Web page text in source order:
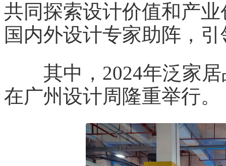
共同探索设计价值和产
国内外设计专家助阵，
其中，2024年泛家居
在广州设计周隆重举行。